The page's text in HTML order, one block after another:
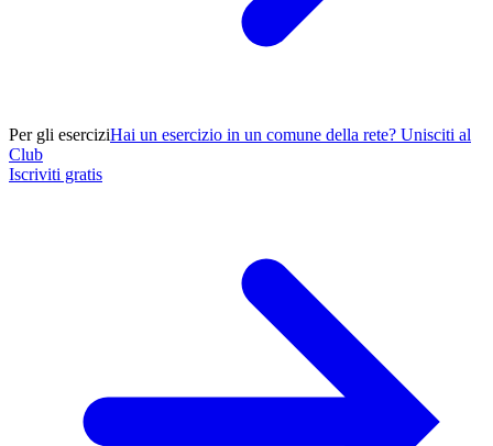
Per gli eserciziHai un esercizio in un comune della rete? Unisciti al
Club
Iscriviti gratis